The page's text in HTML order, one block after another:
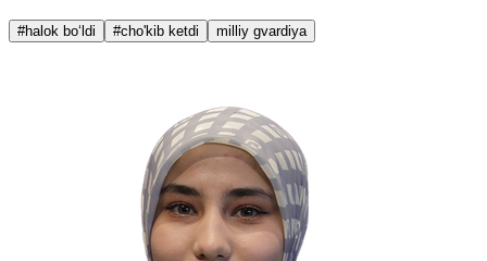
#halok bo‘ldi #cho'kib ketdi milliy gvardiya